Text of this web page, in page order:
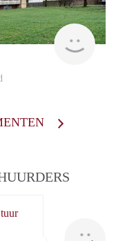
KI